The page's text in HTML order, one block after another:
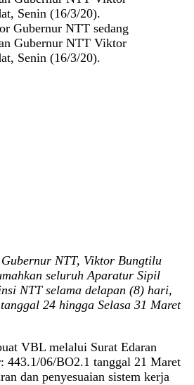
Gubernur NTT sedang
Gubernur NTT Viktor
Senin (16/3/20).
NTT, Viktor Bungtilu
seluruh Aparatur Sipil
NTT selama delapan (8) hari,
24 hingga Selasa 31 Maret
VBL melalui Surat Edaran
443.1/06/BO2.1 tanggal 21 Maret
dan penyesuaian sistem kerja